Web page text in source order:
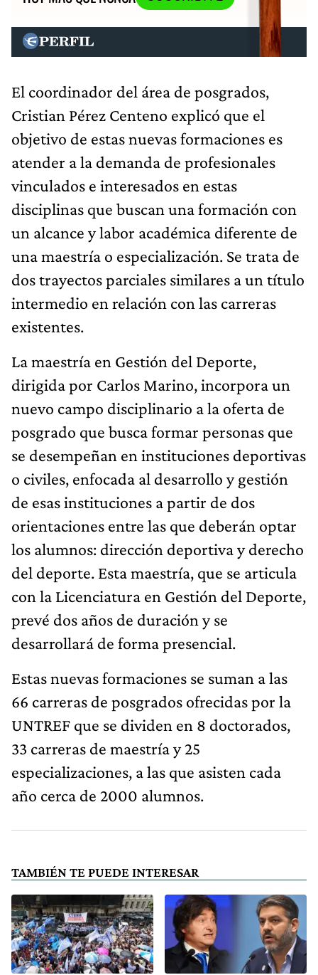
El coordinador del área de posgrados,
Cristian Pérez Centeno explicó que el
objetivo de estas nuevas formaciones es
atender a la demanda de profesionales
vinculados e interesados en estas
disciplinas que buscan una formación con
un alcance y labor académica diferente de
una maestría o especialización. Se trata de
dos trayectos parciales similares a un título
intermedio en relación con las carreras
existentes.
La maestría en Gestión del Deporte,
dirigida por Carlos Marino, incorpora un
nuevo campo disciplinario a la oferta de
posgrado que busca formar personas que
se desempeñan en instituciones deportivas
o civiles, enfocada al desarrollo y gestión
de esas instituciones a partir de dos
orientaciones entre las que deberán optar
los alumnos: dirección deportiva y derecho
del deporte. Esta maestría, que se articula
con la Licenciatura en Gestión del Deporte,
prevé dos años de duración y se
desarrollará de forma presencial.
Estas nuevas formaciones se suman a las
66 carreras de posgrados ofrecidas por la
UNTREF que se dividen en 8 doctorados,
33 carreras de maestría y 25
especializaciones, a las que asisten cada
año cerca de 2000 alumnos.
TAMBIÉN TE PUEDE INTERESAR